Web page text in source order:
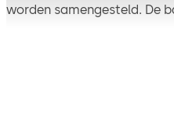
worden samengesteld. De
kunnen bijvoorbeeld een
extra sleutelschakelaars